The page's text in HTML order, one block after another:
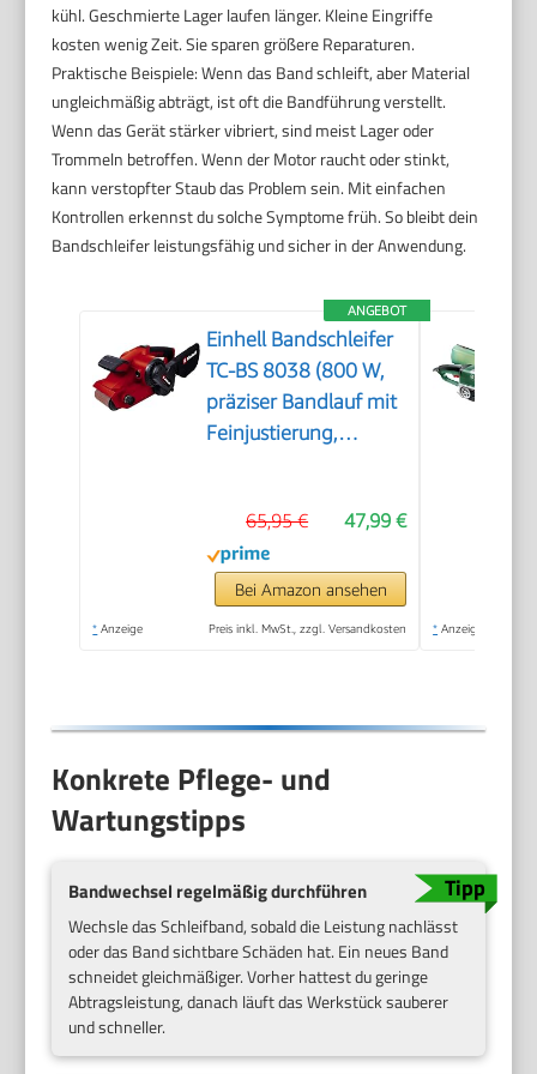
kühl. Geschmierte Lager laufen länger. Kleine Eingriffe
kosten wenig Zeit. Sie sparen größere Reparaturen.
Praktische Beispiele: Wenn das Band schleift, aber Material
ungleichmäßig abträgt, ist oft die Bandführung verstellt.
Wenn das Gerät stärker vibriert, sind meist Lager oder
Trommeln betroffen. Wenn der Motor raucht oder stinkt,
kann verstopfter Staub das Problem sein. Mit einfachen
Kontrollen erkennst du solche Symptome früh. So bleibt dein
Bandschleifer leistungsfähig und sicher in der Anwendung.
ANGEBOT
Einhell Bandschleifer
TC-BS 8038 (800 W,
präziser Bandlauf mit
Feinjustierung,
Zusatzhandgriff,
integrierte
Staubabsaugung, inkl.
Schleifband)
47,99 €
65,95 €
Bei Amazon ansehen
* Anzeige Preis inkl. MwSt., zzgl. Versandkosten * Anzeige
Konkrete Pflege- und
Wartungstipps
Bandwechsel regelmäßig durchführen
Wechsle das Schleifband, sobald die Leistung nachlässt
oder das Band sichtbare Schäden hat. Ein neues Band
schneidet gleichmäßiger. Vorher hattest du geringe
Abtragsleistung, danach läuft das Werkstück sauberer
und schneller.